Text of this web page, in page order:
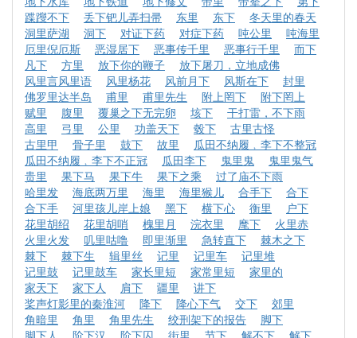
蹀躞不下
丢下钯儿弄扫帚 东里 东下
冬天里的春天
洞里萨湖
洞下 对证下药 对症下药 吨公里
吨海里
厄里倪厄斯
恶湿居下 恶事传千里 恶事行千里
而下
凡下
方里 放下你的鞭子
放下屠刀，立地成佛
风里言风里语
风里杨花 风前月下 风斯在下
封里
佛罗里达半岛
甫里 甫里先生 附上罔下
附下罔上
赋里
腹里 覆巢之下无完卵 垓下
干打雷，不下雨
高里
弓里 公里 功盖天下 毂下
古里古怪
古里甲
骨子里 鼓下 故里
瓜田不纳履﹐李下不整冠
瓜田不纳履﹐李下不正冠
瓜田李下 鬼里鬼
鬼里鬼气
贵里
果下马 果下牛 果下之乘
过了庙不下雨
哈里发
海底两万里 海里 海里猴儿 合手下
合下
合下手
河里孩儿岸上娘 黑下 横下心 衡里
户下
花里胡绍
花里胡哨 槐里月 浣衣里 麾下
火里赤
火里火发
叽里咕噜 即里渐里 急转直下
棘木之下
棘下
棘下生 辑里丝 记里 记里车
记里堆
记里鼓
记里鼓车 家长里短 家常里短
家里的
家天下
家下人 肩下 疆里
讲下
桨声灯影里的秦淮河
降下 降心下气 交下
郊里
角暗里
角里 角里先生 绞刑架下的报告
脚下
脚下人
阶下汉 阶下囚 街里 节下 解不下
解下